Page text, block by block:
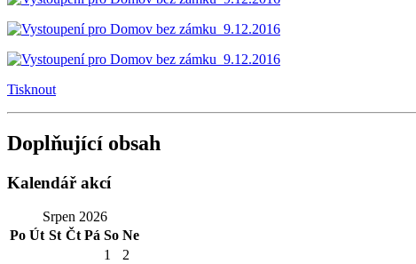
Tisknout
Doplňující obsah
Kalendář akcí
Srpen 2026
Po Út St Čt Pá So Ne
1
2